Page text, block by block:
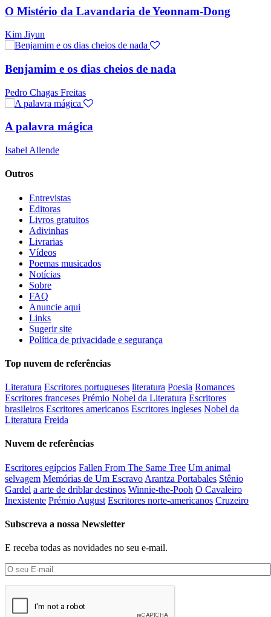
O Mistério da Lavandaria de Yeonnam-Dong
Kim Jiyun
Benjamim e os dias cheios de nada
Pedro Chagas Freitas
A palavra mágica
Isabel Allende
Outros
Entrevistas
Editoras
Livros gratuitos
Adivinhas
Livrarias
Vídeos
Poemas musicados
Notícias
Sobre
FAQ
Anuncie aqui
Links
Sugerir site
Política de privacidade e segurança
Top nuvem de referências
Literatura Escritores portugueses literatura Poesia Romances
Escritores franceses Prémio Nobel da Literatura Escritores
brasileiros Escritores americanos Escritores ingleses Nobel da
Literatura Freida
Nuvem de referências
Escritores egípcios Fallen From The Same Tree Um animal
selvagem Memórias de Um Escravo Arantza Portabales Stênio
Gardel a arte de driblar destinos Winnie-the-Pooh O Cavaleiro
Inexistente Prémio August Escritores norte-americanos Cruzeiro
Subscreva a nossa Newsletter
E receba todas as novidades no seu e-mail.